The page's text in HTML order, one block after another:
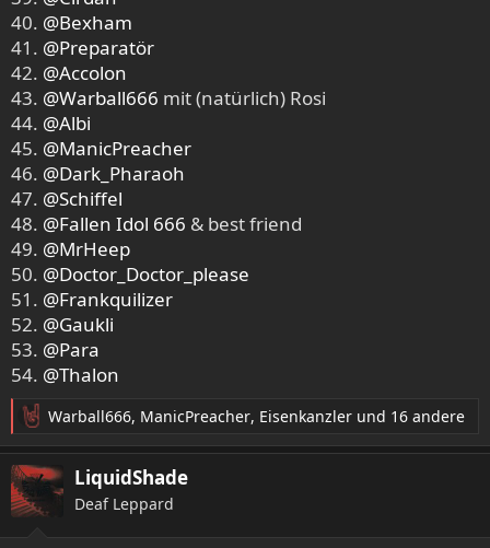
40. @Bexham
41. @Preparatör
42. @Accolon
43. @Warball666 mit (natürlich) Rosi
44. @Albi
45. @ManicPreacher
46. @Dark_Pharaoh
47. @Schiffel
48. @Fallen Idol 666 & best friend
49. @MrHeep
50. @Doctor_Doctor_please
51. @Frankquilizer
52. @Gaukli
53. @Para
54. @Thalon
R
e
a
k
t
Warball666, ManicPreacher, Eisenkanzler und 16 andere
LiquidShade
Deaf Leppard